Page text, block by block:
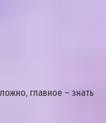
глaвнoe – знaть